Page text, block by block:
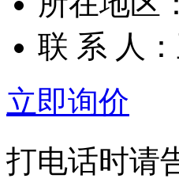
联 系 人
立即询价
打电话时请